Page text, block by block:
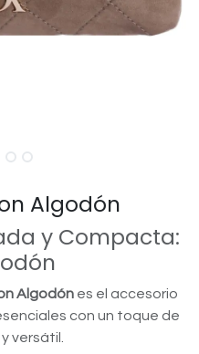
Algodón
y Compacta:
Algodón es el accesorio
con un toque de
versátil.